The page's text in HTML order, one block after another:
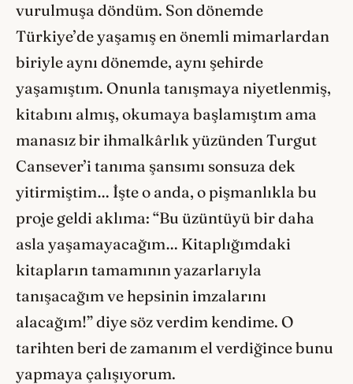
vurulmuşa döndüm. Son dönemde
Türkiye’de yaşamış en önemli mimarlardan
biriyle aynı dönemde, aynı şehirde
yaşamıştım. Onunla tanışmaya niyetlenmiş,
kitabını almış, okumaya başlamıştım ama
manasız bir ihmalkârlık yüzünden Turgut
Cansever’i tanıma şansımı sonsuza dek
yitirmiştim… İşte o anda, o pişmanlıkla bu
proje geldi aklıma: “Bu üzüntüyü bir daha
asla yaşamayacağım… Kitaplığımdaki
kitapların tamamının yazarlarıyla
tanışacağım ve hepsinin imzalarını
alacağım!” diye söz verdim kendime. O
tarihten beri de zamanım el verdiğince bunu
yapmaya çalışıyorum.